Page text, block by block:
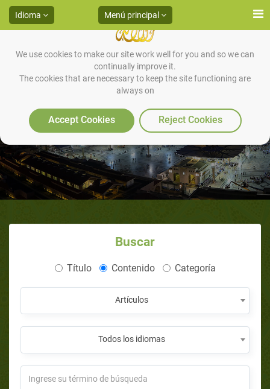
We use cookies to make our site work well for you and so we can
continually improve it.
The cookies that are necessary to keep the site functioning are
always on
Accept Cookies Reject Cookies
Idioma Menú principal
¿Existe Dios
Buscar
Título Contenido Categoría
Artículos
Todos los idiomas